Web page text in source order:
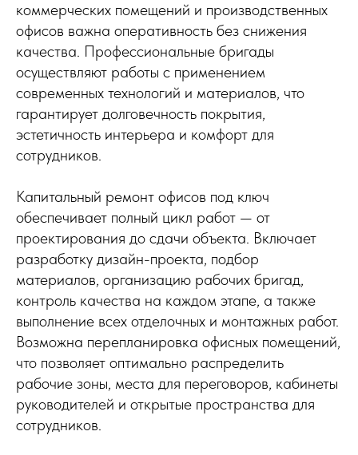
коммерческих помещений и производственных
офисов важна оперативность без снижения
качества. Профессиональные бригады
осуществляют работы с применением
современных технологий и материалов, что
гарантирует долговечность покрытия,
эстетичность интерьера и комфорт для
сотрудников.
Капитальный ремонт офисов под ключ
обеспечивает полный цикл работ — от
проектирования до сдачи объекта. Включает
разработку дизайн-проекта, подбор
материалов, организацию рабочих бригад,
контроль качества на каждом этапе, а также
выполнение всех отделочных и монтажных работ.
Возможна перепланировка офисных помещений,
что позволяет оптимально распределить
рабочие зоны, места для переговоров, кабинеты
руководителей и открытые пространства для
сотрудников.